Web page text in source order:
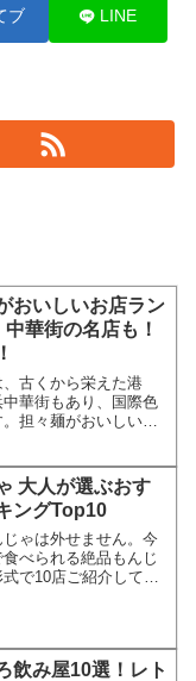
ブ LINE
おいしいお店ラン
華街の名店も！
古くから栄えた港
華街もあり、国際色
担々麺がおいしい中
こで今回は、横浜で
おすすめの...
大人が選ぶおす
ングTop10
ゃは外せません。今
べられる絶品もんじ
で10店ご紹介してい
、ぜひ...
飲み屋10選！レト